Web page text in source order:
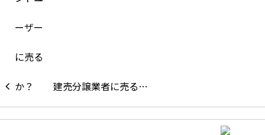
建売分譲業者に売る…